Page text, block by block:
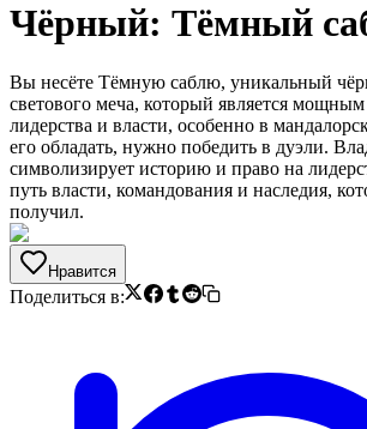
Чёрный: Тёмный
Вы несёте Тёмную саблю, уникальный
светового меча, который является
лидерства и власти, особенно в
его обладать, нужно победить в дуэли.
символизирует историю и право на
путь власти, командования и наследия,
получил.
Нравится
Поделиться в: